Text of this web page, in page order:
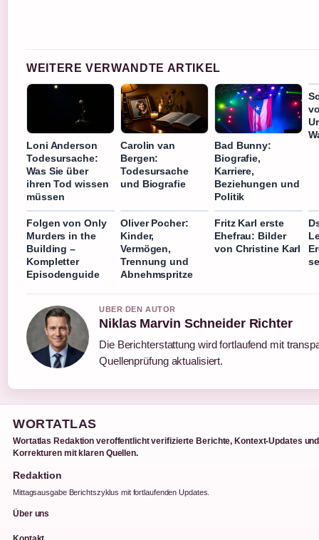
WEITERE VERWANDTE ARTIKEL
Loni Anderson
Todesursache:
Was Sie über
ihren Tod wissen
müssen
Carolin van
Bergen:
Todesursache
und Biografie
Bad Bunny:
Biografie,
Karriere,
Beziehungen und
Politik
Folgen von Only
Murders in the
Building –
Kompletter
Episodenguide
Oliver Pocher:
Kinder,
Vermögen,
Trennung und
Abnehmspritze
Fritz Karl erste
Ehefrau: Bilder
von Christine Karl
UBER DEN AUTOR
Niklas Marvin Schneider Richter
Die Berichterstattung wird fortlaufend mit
Quellenprüfung aktualisiert.
WORTATLAS
Wortatlas Redaktion veroffentlicht verifizierte Berichte, Kontext-Updates und
Korrekturen mit klaren Quellen.
Redaktion
Mittagsausgabe Berichtszyklus mit fortlaufenden Updates.
Über uns